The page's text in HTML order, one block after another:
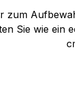
zum
Sie wie